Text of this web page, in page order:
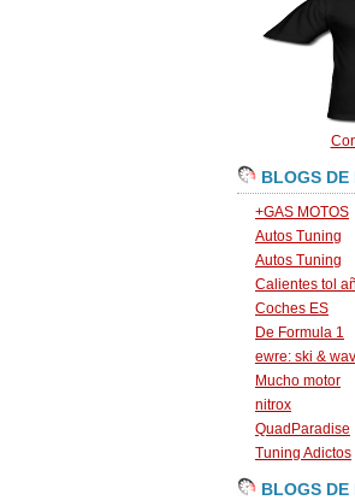
BLOGS DE
+GAS MOTOS
Autos Tuning
Autos Tuning
Calientes tol
Coches ES
De Formula 1
ewre: ski &
Mucho motor
nitrox
QuadParadise
Tuning Adictos
BLOGS DE